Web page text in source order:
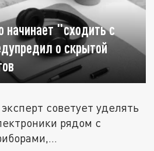
начинает "сходить с
о скрытой
советует уделять
рядом с